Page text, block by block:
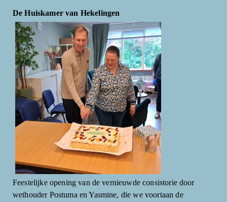
De Huiskamer van Hekelingen
Feestelijke opening van de vernieuwde consistorie door
wethouder Postuma en Yasmine, die we voortaan de